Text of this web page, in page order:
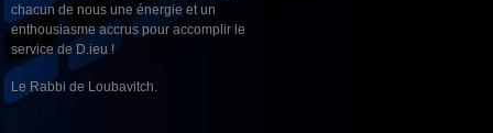
chacun de nous une énergie et un
enthousiasme accrus pour accomplir le
service de D.ieu !
Le Rabbi de Loubavitch.